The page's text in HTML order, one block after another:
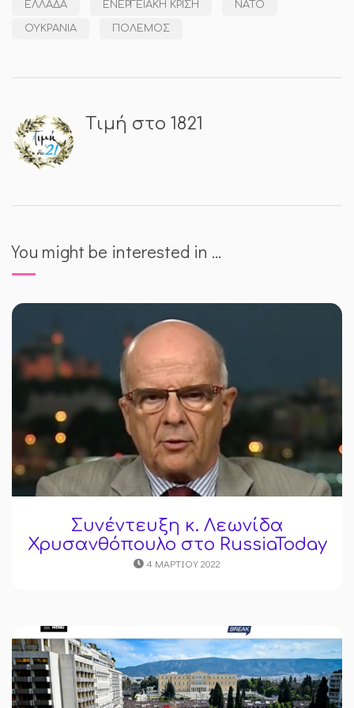
ΕΛΛΆΔΑ ΕΝΕΡΓΕΙΑΚΉ ΚΡΊΣΗ ΝΑΤΟ
ΟΥΚΡΑΝΊΑ ΠΌΛΕΜΟΣ
Τιμή στο 1821
You might be interested in …
Συνέντευξη κ. Λεωνίδα
Χρυσανθόπουλο στο RussiaToday
4 ΜΑΡΤΊΟΥ 2022